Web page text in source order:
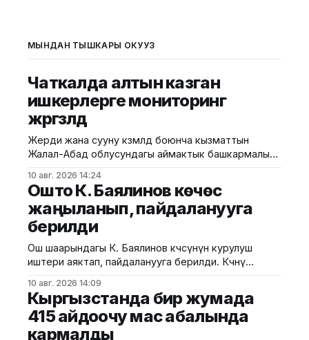
МЫНДАН ТЫШКАРЫ ОКУҢУЗ
Чаткалда алтын казган
ишкерлерге мониторинг
жүргүзүлдү
Жерди жана сууну көзөмөлдөө боюнча кызматтын
Жалал-Абад облусундагы аймактык башкармалыгы
алтын өндүрүү менен алектенген ишкерлерге
мониторинг жүргүздү. Бул тууралуу Айыл чарба
министрлигинин басма сөз кызматынан билдиришти.
Маалыматка ылайык, мониторингдин негизги
максаты — алтын өндүрүүдө жер жана суу
ресурстарын пайдалануу боюнча мыйзам
талаптарынын сакталышын, ошондой
10 авг. 2026 14:24
Ошто К. Баялинов көчөсү
жаңыланып, пайдаланууга
берилди
Ош шаарындагы К. Баялинов көчөсүнүн курулуш
иштери аяктап, пайдаланууга берилди. Көчөнү
Муниципалитеттин маалыматына ылайык, курулуш
иштеринин алкагында жолдун эки тарабына
тротуарлар салынып, жашыл аймактар жана
ирригациялык тармактар каралды. Ошондой эле
10 авг. 2026 14:09
Кыргызстанда бир жумада
415 айдоочу мас абалында
кармалды